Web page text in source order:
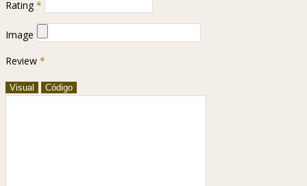
Rating *
Image
Review *
Visual Código